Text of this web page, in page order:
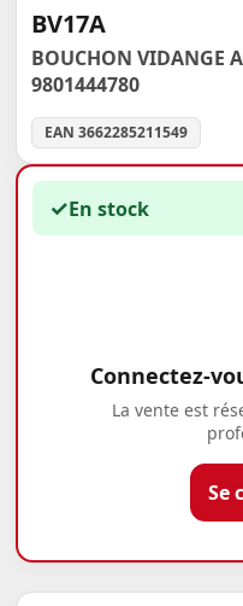
BV17A
BOUCHON VIDANGE
9801444780
EAN 3662285211549
✓En stock
Connectez-
La vente est
Se